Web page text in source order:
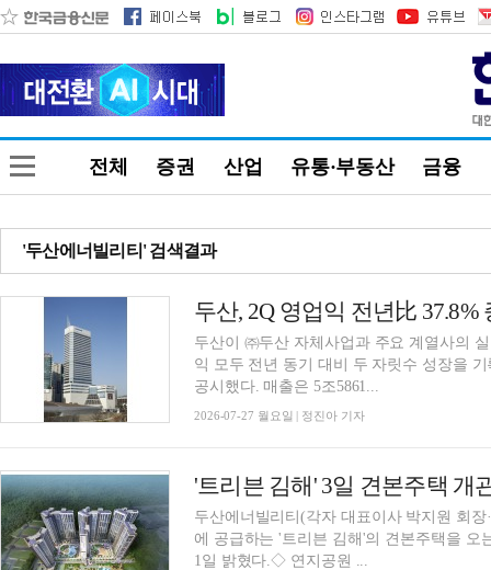
전체 증권 산업 유통·부동산 금융
'두산에너빌리티' 검색결과
두산, 2Q 영업익 전년比
두산이 ㈜두산 자체사업과 주요 계열사의
익 모두 전년 동기 대비 두 자릿수 성장을
공시했다. 매출은 5조5861...
2026-07-27 월요일 | 정진아 기자
'트리븐 김해' 3일 견본주택
두산에너빌리티(각자 대표이사 박지원 회
에 공급하는 '트리븐 김해'의 견본주택을 오
1일 밝혔다.◇ 연지공원 ...